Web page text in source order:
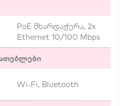
PoE მხარდაჭერა, 2x
Ethernet 10/100 Mbps
Wi-Fi, Bluetooth